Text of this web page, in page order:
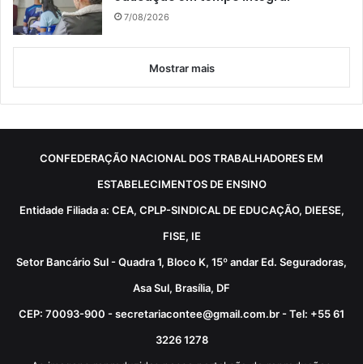
7/08/2026
Mostrar mais
CONFEDERAÇÃO NACIONAL DOS TRABALHADORES EM
ESTABELECIMENTOS DE ENSINO
Entidade Filiada a: CEA, CPLP-SINDICAL DE EDUCAÇÃO, DIEESE,
FISE, IE
Setor Bancário Sul - Quadra 1, Bloco K, 15º andar Ed. Seguradoras,
Asa Sul, Brasília, DF
CEP: 70093-900 - secretariacontee@gmail.com.br - Tel: +55 61
3226 1278